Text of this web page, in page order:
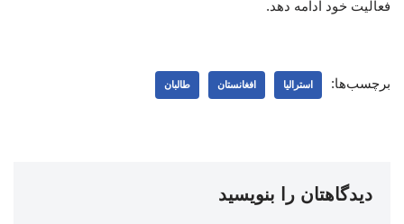
فعالیت خود ادامه دهد.
برچسب‌ها: استرالیا افغانستان طالبان
دیدگاهتان را بنویسید